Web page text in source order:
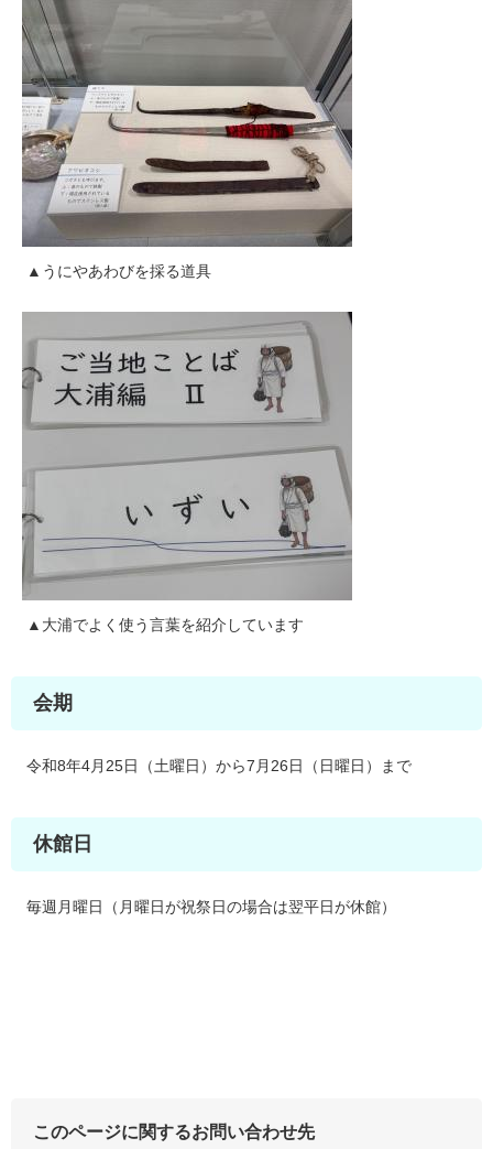
▲うにやあわびを採る道具
▲大浦でよく使う言葉を紹介しています
会期
令和8年4月25日（土曜日）から7月26日（日曜日）まで
休館日
毎週月曜日（月曜日が祝祭日の場合は翌平日が休館）
このページに関するお問い合わせ先